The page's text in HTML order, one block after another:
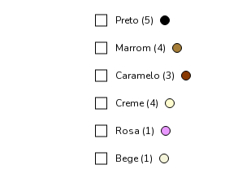
Preto (5)
Marrom (4)
Caramelo (3)
Creme (4)
Rosa (1)
Bege (1)